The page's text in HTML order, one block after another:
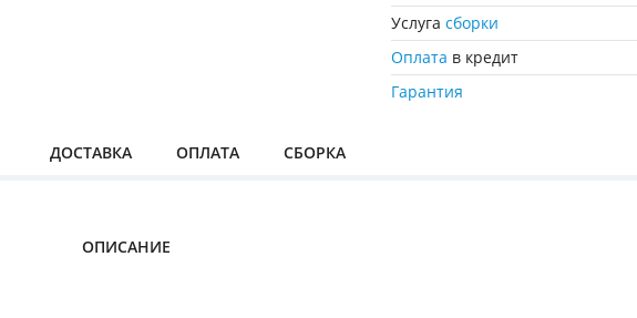
Услугасборки
Оплата в кредит
Гарантия
ДОСТАВКА ОПЛАТА СБОРКА
ОПИСАНИЕ